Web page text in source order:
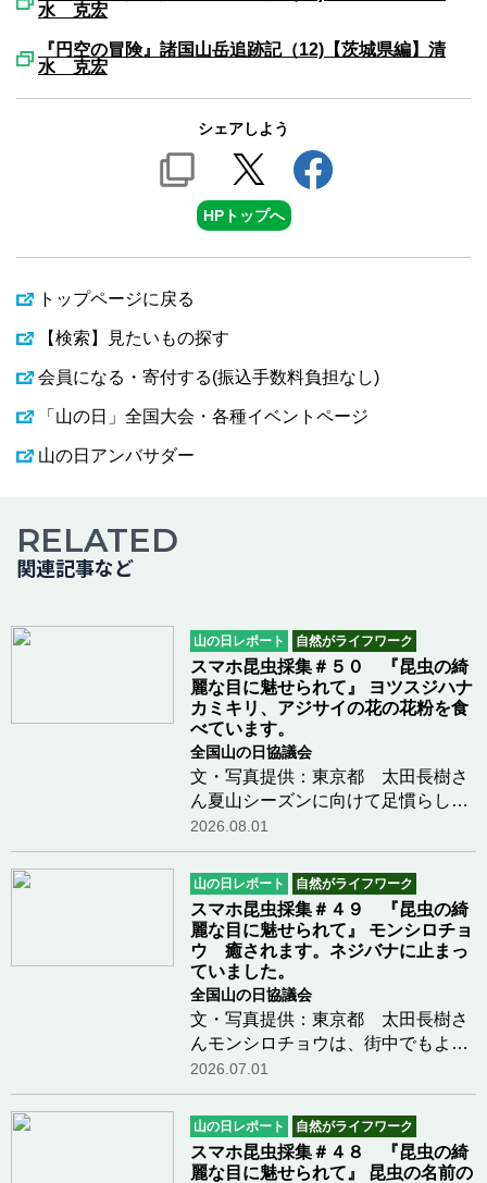
水 克宏
『円空の冒険』諸国山岳追跡記（12)【茨城県編】清
水 克宏
シェアしよう
HPトップへ
トップページに戻る
【検索】見たいもの探す
会員になる・寄付する(振込手数料負担なし)
「山の日」全国大会・各種イベントページ
山の日アンバサダー
RELATED
関連記事など
山の日レポート 自然がライフワーク
スマホ昆虫採集＃５０ 『昆虫の綺
麗な目に魅せられて』 ヨツスジハナ
カミキリ、アジサイの花の花粉を食
べています。
全国山の日協議会
文・写真提供：東京都 太田長樹さ
ん夏山シーズンに向けて足慣らしを
兼ねて高尾山の稲荷山コース経由で
裏高尾の景信山を往復してきまし
た。往路の中間地点の小仏城山茶屋
で休息しました。茶屋の周辺にアジ
サイが沢山咲いて…つづきを読む
2026.08.01
山の日レポート 自然がライフワーク
スマホ昆虫採集＃４９ 『昆虫の綺
麗な目に魅せられて』 モンシロチョ
ウ 癒されます。ネジバナに止まっ
ていました。
全国山の日協議会
文・写真提供：東京都 太田長樹さ
んモンシロチョウは、街中でもよく
見かける白いチョウチョです。春か
ら秋にかけて、公園や畑、草原など
をひらひらと飛び回っています。翅
を広げると５センチぐらいの可愛い
チョウチョです…つづきを読む
2026.07.01
山の日レポート 自然がライフワーク
スマホ昆虫採集＃４８ 『昆虫の綺
麗な目に魅せられて』 昆虫の名前の